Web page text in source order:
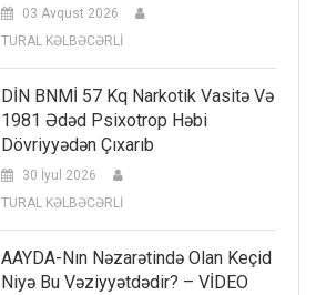
03 Avqust 2026
TURAL KƏLBƏCƏRLİ
DİN BNMİ 57 Kq Narkotik Vasitə Və
1981 Ədəd Psixotrop Həbi
Dövriyyədən Çıxarıb
30 İyul 2026
TURAL KƏLBƏCƏRLİ
AAYDA-Nın Nəzarətində Olan Keçid
Niyə Bu Vəziyyətdədir? – VİDEO